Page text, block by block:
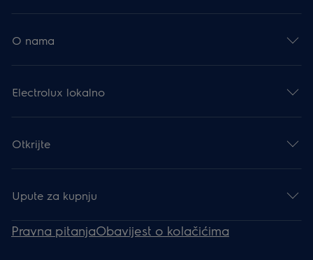
O nama
Electrolux lokalno
Otkrijte
Upute za kupnju
Pravna pitanjaObavijest o kolačićima